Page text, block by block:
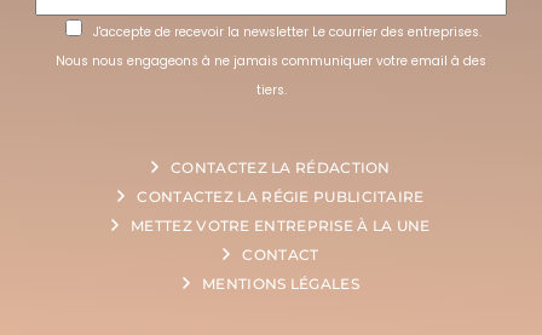
J'accepte de recevoir la newsletter Le courrier des entreprises.
Nous nous engageons à ne jamais communiquer votre email à des
tiers.
CONTACTEZ LA RÉDACTION
CONTACTEZ LA RÉGIE PUBLICITAIRE
METTEZ VOTRE ENTREPRISE À LA UNE
CONTACT
MENTIONS LÉGALES